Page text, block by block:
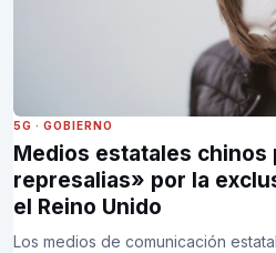
5G · GOBIERNO
Medios estatales
represalias» por la
el Reino Unido
Los medios de comunicación